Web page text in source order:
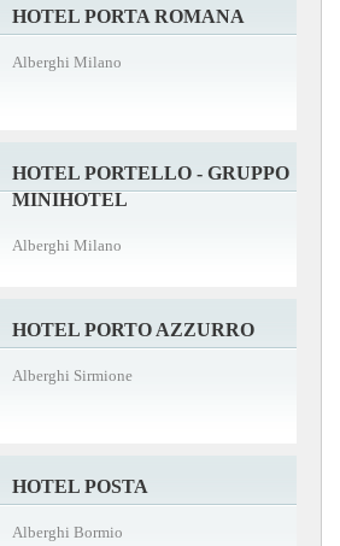
HOTEL PORTA ROMANA
Alberghi Milano
HOTEL PORTELLO - GRUPPO
MINIHOTEL
Alberghi Milano
HOTEL PORTO AZZURRO
Alberghi Sirmione
HOTEL POSTA
Alberghi Bormio